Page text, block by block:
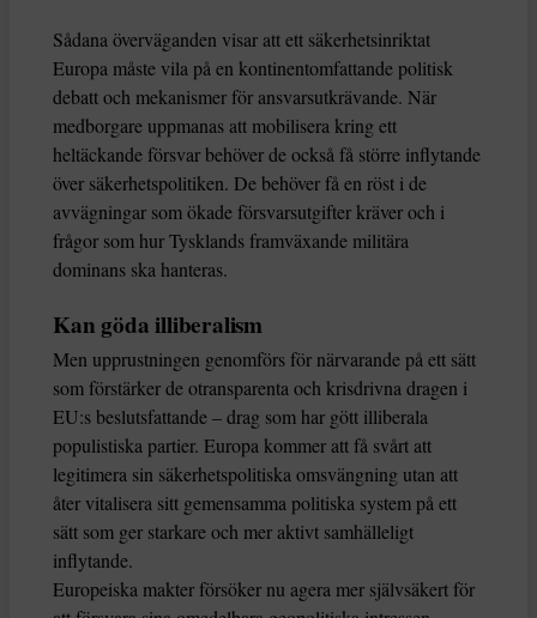
Sådana överväganden visar att ett säkerhetsinriktat
Europa måste vila på en kontinentomfattande politisk
debatt och mekanismer för ansvarsutkrävande. När
medborgare uppmanas att mobilisera kring ett
heltäckande försvar behöver de också få större inflytande
över säkerhetspolitiken. De behöver få en röst i de
avvägningar som ökade försvarsutgifter kräver och i
frågor som hur Tysklands framväxande militära
dominans ska hanteras.
Kan göda illiberalism
Men upprustningen genomförs för närvarande på ett sätt
som förstärker de otransparenta och krisdrivna dragen i
EU:s beslutsfattande – drag som har gött illiberala
populistiska partier. Europa kommer att få svårt att
legitimera sin säkerhetspolitiska omsvängning utan att
åter vitalisera sitt gemensamma politiska system på ett
sätt som ger starkare och mer aktivt samhälleligt
inflytande.
Europeiska makter försöker nu agera mer självsäkert för